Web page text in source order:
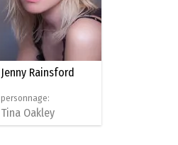
Jenny Rainsford
personnage:
Tina Oakley